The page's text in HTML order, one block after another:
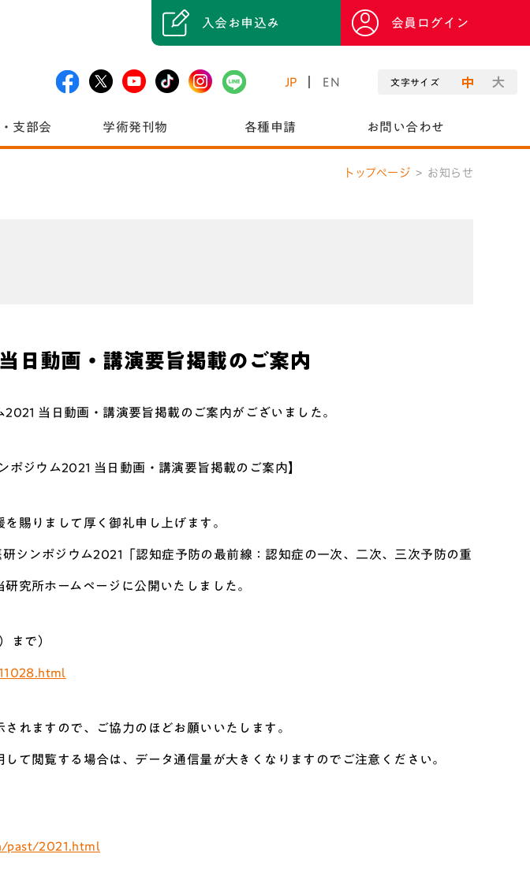
入会お申込み 会員ログイン
JP EN 文字サイズ
支部会 学術発刊物 各種申請 お問い合わせ
トップページ お知らせ
日動画・講演要旨掲載のご案内
当日動画・講演要旨掲載のご案内がございました。
ポジウム2021 当日動画・講演要旨掲載のご案内】
賜りまして厚く御礼申し上げます。
シンポジウム2021「認知症予防の最前線：認知症の一次、二次、三次予防の重
究所ホームページに公開いたしました。
まで）
れますので、ご協力のほどお願いいたします。
て閲覧する場合は、データ通信量が大きくなりますのでご注意ください。
past/2021.html